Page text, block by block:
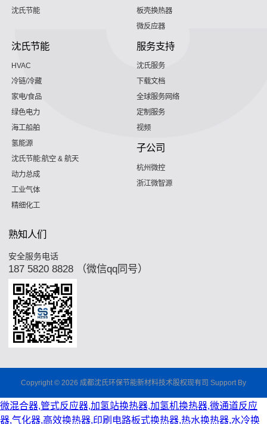
沈氏节能
板壳换热器
微反应器
沈氏节能
HVAC
冷链/冷藏
家电/食品
绿色电力
海工船舶
氢能源
沈氏节能:航空 & 航天
动力总成
工业气体
精细化工
服务支持
沈氏服务
下载文档
全球服务网络
定制服务
视频
子公司
杭州微控
浙江微智源
熟知人们
安全服务电话
187 5820 8828 （微信qq同号）
Copyright © 2026 成都沈氏环保节能新材料技术股权现有司 Support By
微混合器,管式反应器,加氢站换热器,加氢机换热器,微通道反应
器,气化器,高效换热器,印刷电路板式换热器,热水换热器,水冷换